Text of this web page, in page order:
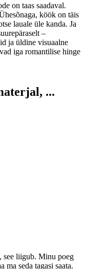
on taas saadaval.
köök on täis
lauale üle kanda. Ja
–
ja üldine visuaalne
iga romantilise hinge
...
see liigub. Minu poeg
ma seda tagasi saata.